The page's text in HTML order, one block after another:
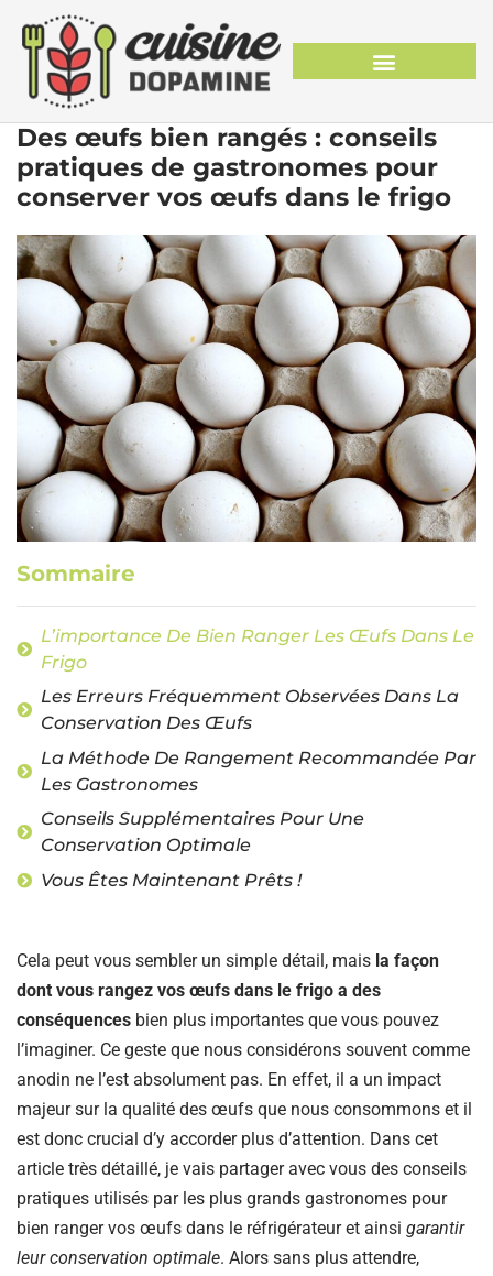
Des œufs bien rangés : conseils
pratiques de gastronomes pour
conserver vos œufs dans le frigo
Sommaire
L’importance De Bien Ranger Les Œufs Dans Le
Frigo
Les Erreurs Fréquemment Observées Dans La
Conservation Des Œufs
La Méthode De Rangement Recommandée Par
Les Gastronomes
Conseils Supplémentaires Pour Une
Conservation Optimale
Vous Êtes Maintenant Prêts !
Cela peut vous sembler un simple détail, mais la façon
dont vous rangez vos œufs dans le frigo a des
conséquences bien plus importantes que vous pouvez
l’imaginer. Ce geste que nous considérons souvent comme
anodin ne l’est absolument pas. En effet, il a un impact
majeur sur la qualité des œufs que nous consommons et il
est donc crucial d’y accorder plus d’attention. Dans cet
article très détaillé, je vais partager avec vous des conseils
pratiques utilisés par les plus grands gastronomes pour
bien ranger vos œufs dans le réfrigérateur et ainsi garantir
leur conservation optimale. Alors sans plus attendre,